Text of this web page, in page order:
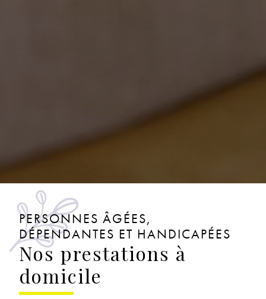
PERSONNES ÂGÉES,
DÉPENDANTES ET HANDICAPÉES
Nos prestations à
domicile